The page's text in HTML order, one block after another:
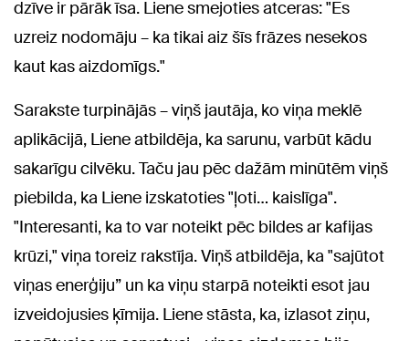
dzīve ir pārāk īsa. Liene smejoties atceras: "Es
uzreiz nodomāju – ka tikai aiz šīs frāzes nesekos
kaut kas aizdomīgs."
Sarakste turpinājās – viņš jautāja, ko viņa meklē
aplikācijā, Liene atbildēja, ka sarunu, varbūt kādu
sakarīgu cilvēku. Taču jau pēc dažām minūtēm viņš
piebilda, ka Liene izskatoties "ļoti… kaislīga".
"Interesanti, ka to var noteikt pēc bildes ar kafijas
krūzi," viņa toreiz rakstīja. Viņš atbildēja, ka "sajūtot
viņas enerģiju” un ka viņu starpā noteikti esot jau
izveidojusies ķīmija. Liene stāsta, ka, izlasot ziņu,